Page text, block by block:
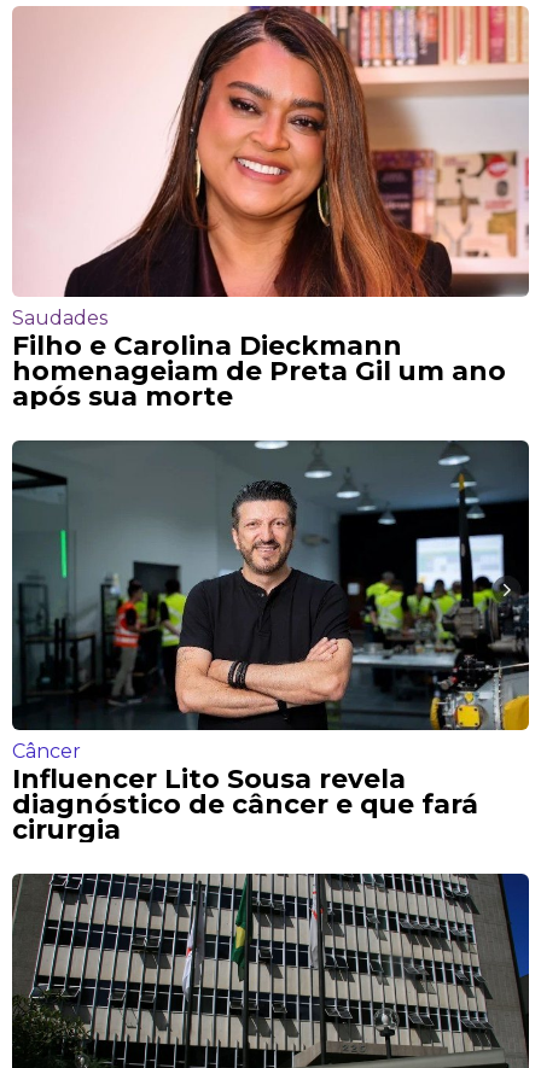
Saudades
Filho e Carolina Dieckmann
homenageiam de Preta Gil um ano
após sua morte
Câncer
Influencer Lito Sousa revela
diagnóstico de câncer e que fará
cirurgia